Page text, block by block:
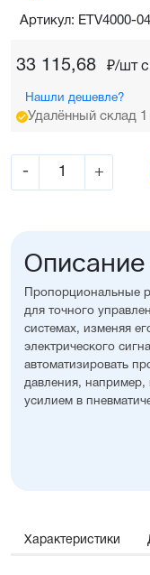
33 115,68 ₽/шт
Нашли дешевле?
Удалённый склад
- +
Артикул: ETV4000-
Описание
Пропорциональные
для точного
системах, изменяя
электрического
автоматизировать
давления, например,
усилием в
Характеристики